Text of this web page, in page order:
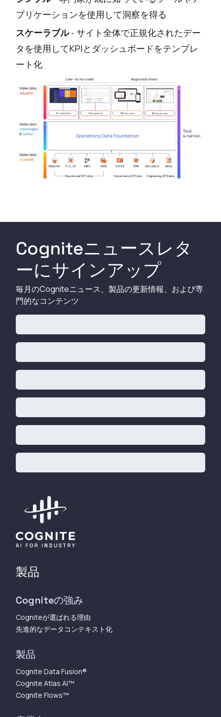
プリケーションを使用して洞察を得る
スケーラブル- サイト全体で正規化されたデー
タを使用してKPIとダッシュボードをテンプレ
ート化
Cogniteニュースレタ
ーにサインアップ
毎月のCogniteニュース、製品の更新情報、および専
門的なコンテンツ
製品
Cogniteの強み
Cogniteが選ばれる理由
先進的なデータコンテキスト化
製品
Cognite Data Fusion®
Cognite Atlas AI™︎
Cognite Flows™︎